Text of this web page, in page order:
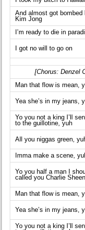
And almost got bombed
Kim Jong
I’m ready to die in
I got no will to go on
[Chorus: Denzel
Man that flow is mean,
Yea she’s in my jeans,
Yo you not a king I’ll
to the guillotine, yuh
All you niggas green,
Imma make a scene,
Yo you half a man I
called you Charlie
Man that flow is mean,
Yea she’s in my jeans,
Yo you not a king I’ll